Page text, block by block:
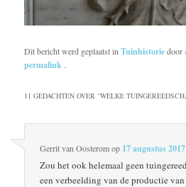
Dit bericht werd geplaatst inTuinhistoriedoor
permalink .
11 GEDACHTEN OVER “WELKE
Gerrit van Oosteromop 17 augustus
Zou het ook helemaal geen
een verbeelding van de productie